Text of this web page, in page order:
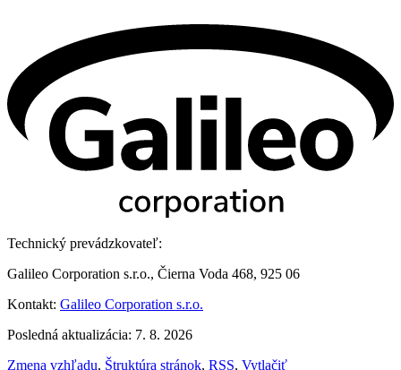
Technický prevádzkovateľ:
Galileo Corporation s.r.o., Čierna Voda 468, 925 06
Kontakt: Galileo Corporation s.r.o.
Posledná aktualizácia: 7. 8. 2026
Zmena vzhľadu, Štruktúra stránok, RSS, Vytlačiť